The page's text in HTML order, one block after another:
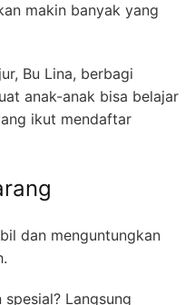
makin banyak yang
Bu Lina, berbagi
anak-anak bisa belajar
ikut mendaftar
dan menguntungkan
Langsung